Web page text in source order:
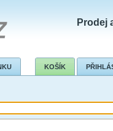
Prodej
KOŠÍK